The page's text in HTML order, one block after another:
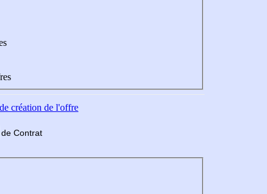
création de l'offre
Contrat